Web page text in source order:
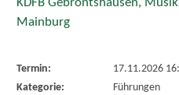
Mainburg
Termin:
17.11.2026
Kategorie:
Führungen